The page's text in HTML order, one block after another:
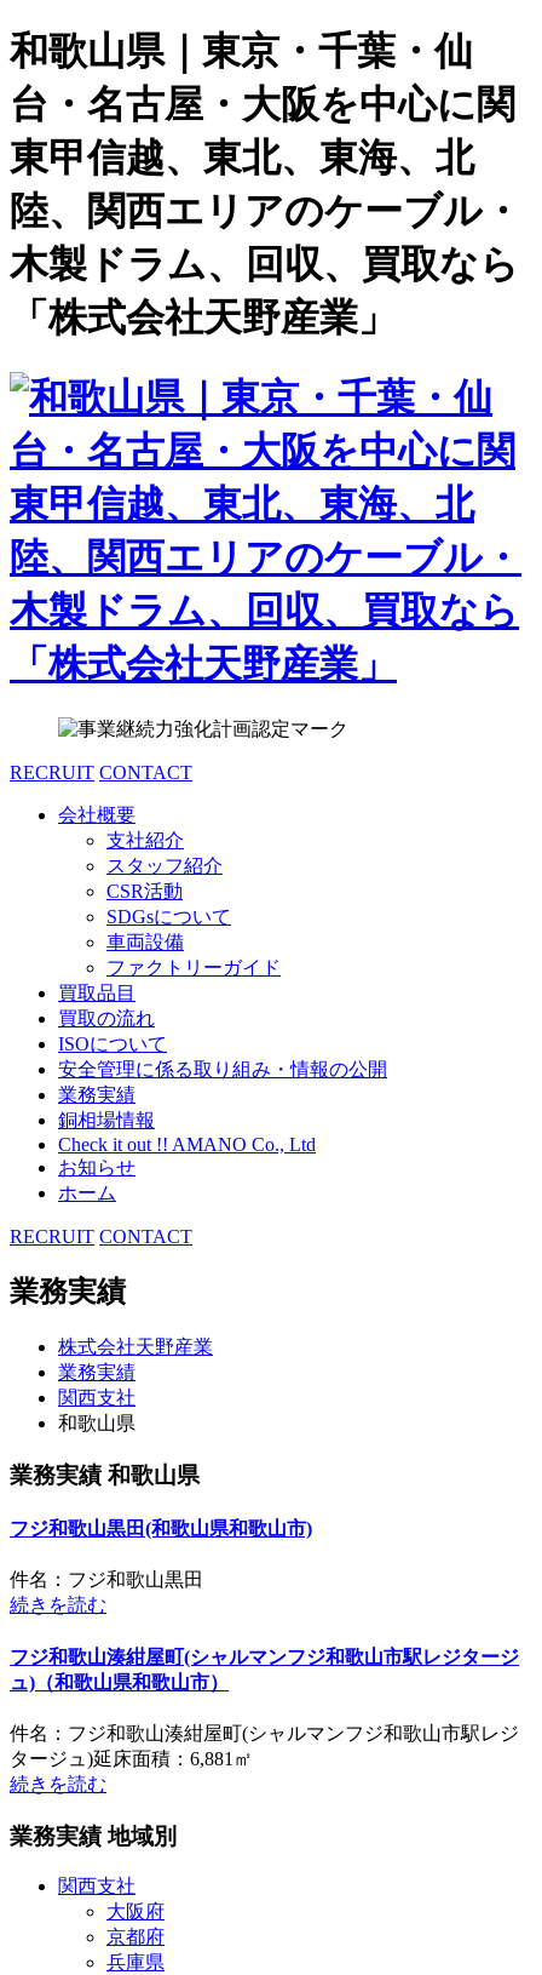
和歌山県｜東京・千葉・仙
台・名古屋・大阪を中心に関
東甲信越、東北、東海、北
陸、関西エリアのケーブル・
木製ドラム、回収、買取なら
「株式会社天野産業」
RECRUIT CONTACT
会社概要
支社紹介
スタッフ紹介
CSR活動
SDGsについて
車両設備
ファクトリーガイド
買取品目
買取の流れ
ISOについて
安全管理に係る取り組み・情報の公開
業務実績
銅相場情報
Check it out !! AMANO Co., Ltd
お知らせ
ホーム
RECRUIT CONTACT
業務実績
株式会社天野産業
業務実績
関西支社
和歌山県
業務実績 和歌山県
フジ和歌山黒田(和歌山県和歌山市)
件名：フジ和歌山黒田
続きを読む
フジ和歌山湊紺屋町(シャルマンフジ和歌山市駅レジタージ
ュ)（和歌山県和歌山市）
件名：フジ和歌山湊紺屋町(シャルマンフジ和歌山市駅レジ
タージュ)延床面積：6,881㎡
続きを読む
業務実績 地域別
関西支社
大阪府
京都府
兵庫県